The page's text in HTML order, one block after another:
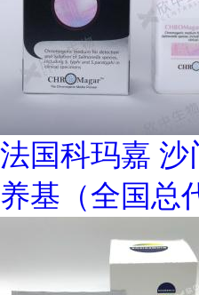
法国科玛嘉
养基（全国总